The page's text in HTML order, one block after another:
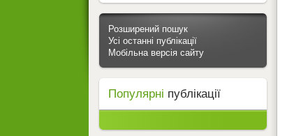
Розширений пошук
Усі останні публікації
Мобільна версія сайту
Популярні публікації